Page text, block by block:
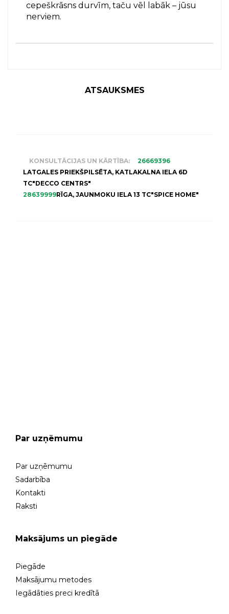
cepeškrāsns durvīm, taču vēl labāk – jūsu
nerviem.
ATSAUKSMES
KONSULTĀCIJAS UN KĀRTĪBA:
26669396
LATGALES PRIEKŠPILSĒTA, KATLAKALNA IELA 6D
TC"DECCO CENTRS"
28639999RĪGA, JAUNMOKU IELA 13 TC"SPICE HOME"
Par uzņēmumu
Par uzņēmumu
Sadarbība
Kontakti
Raksti
Maksājums un piegāde
Piegāde
Maksājumu metodes
Iegādāties preci kredītā